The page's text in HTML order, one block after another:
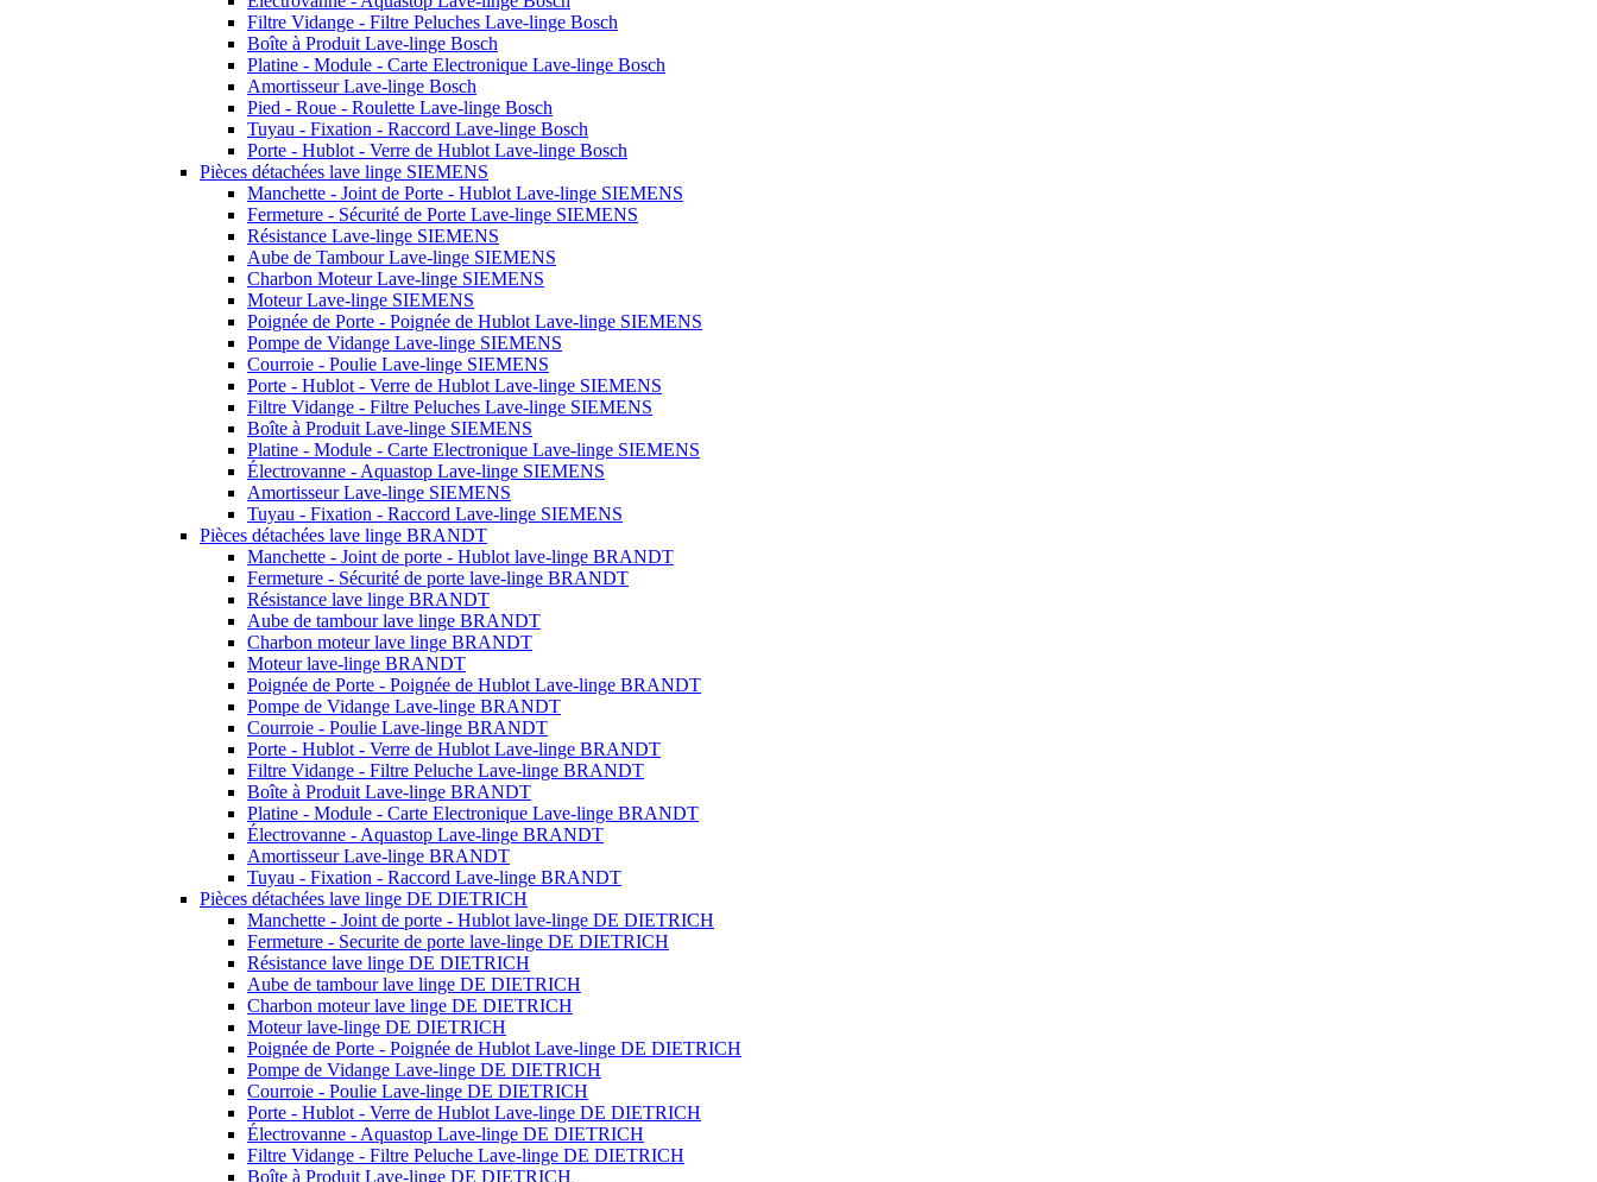
Filtre Vidange - Filtre Peluches Lave-linge Bosch
Boîte à Produit Lave-linge Bosch
Platine - Module - Carte Electronique Lave-linge Bosch
Amortisseur Lave-linge Bosch
Pied - Roue - Roulette Lave-linge Bosch
Tuyau - Fixation - Raccord Lave-linge Bosch
Porte - Hublot - Verre de Hublot Lave-linge Bosch
Pièces détachées lave linge SIEMENS
Manchette - Joint de Porte - Hublot Lave-linge SIEMENS
Fermeture - Sécurité de Porte Lave-linge SIEMENS
Résistance Lave-linge SIEMENS
Aube de Tambour Lave-linge SIEMENS
Charbon Moteur Lave-linge SIEMENS
Moteur Lave-linge SIEMENS
Poignée de Porte - Poignée de Hublot Lave-linge SIEMENS
Pompe de Vidange Lave-linge SIEMENS
Courroie - Poulie Lave-linge SIEMENS
Porte - Hublot - Verre de Hublot Lave-linge SIEMENS
Filtre Vidange - Filtre Peluches Lave-linge SIEMENS
Boîte à Produit Lave-linge SIEMENS
Platine - Module - Carte Electronique Lave-linge SIEMENS
Électrovanne - Aquastop Lave-linge SIEMENS
Amortisseur Lave-linge SIEMENS
Tuyau - Fixation - Raccord Lave-linge SIEMENS
Pièces détachées lave linge BRANDT
Manchette - Joint de porte - Hublot lave-linge BRANDT
Fermeture - Sécurité de porte lave-linge BRANDT
Résistance lave linge BRANDT
Aube de tambour lave linge BRANDT
Charbon moteur lave linge BRANDT
Moteur lave-linge BRANDT
Poignée de Porte - Poignée de Hublot Lave-linge BRANDT
Pompe de Vidange Lave-linge BRANDT
Courroie - Poulie Lave-linge BRANDT
Porte - Hublot - Verre de Hublot Lave-linge BRANDT
Filtre Vidange - Filtre Peluche Lave-linge BRANDT
Boîte à Produit Lave-linge BRANDT
Platine - Module - Carte Electronique Lave-linge BRANDT
Électrovanne - Aquastop Lave-linge BRANDT
Amortisseur Lave-linge BRANDT
Tuyau - Fixation - Raccord Lave-linge BRANDT
Pièces détachées lave linge DE DIETRICH
Manchette - Joint de porte - Hublot lave-linge DE DIETRICH
Fermeture - Securite de porte lave-linge DE DIETRICH
Résistance lave linge DE DIETRICH
Aube de tambour lave linge DE DIETRICH
Charbon moteur lave linge DE DIETRICH
Moteur lave-linge DE DIETRICH
Poignée de Porte - Poignée de Hublot Lave-linge DE DIETRICH
Pompe de Vidange Lave-linge DE DIETRICH
Courroie - Poulie Lave-linge DE DIETRICH
Porte - Hublot - Verre de Hublot Lave-linge DE DIETRICH
Électrovanne - Aquastop Lave-linge DE DIETRICH
Filtre Vidange - Filtre Peluche Lave-linge DE DIETRICH
Boîte à Produit Lave-linge DE DIETRICH